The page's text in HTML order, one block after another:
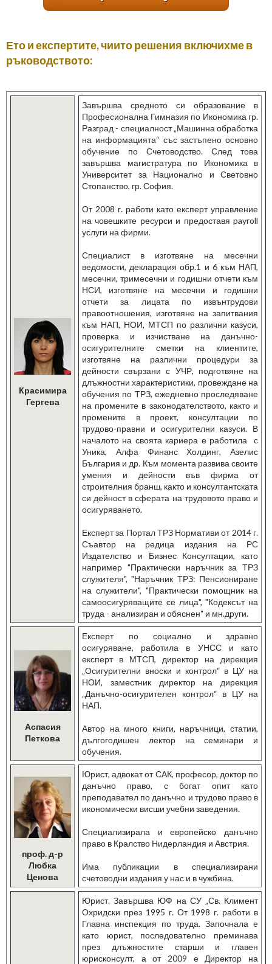
Ето и експертите, чиито решения включихме в
ръководството:
Красимира
Гергева
Завършва средното си образование в
Професионална Гимназия по Икономика гр.
Разград - специалност „Машинна обработка
на информацията“ със застъпено основно
обучение по Счетоводство. След това
завършва магистратура по Икономика в
Университет за Национално и Световно
Стопанство, гр. София.
От 2008 г. работи като експерт управление
на човешките ресурси и предоставя payroll
услуги на фирми.
Специалист в изготвяне на месечни
ведомости, декларация обр.1 и 6 към НАП,
месечни, тримесечни и годишни отчети към
НСИ, изготвяне на месечни и годишни
отчети за лицата по извънтрудови
правоотношения, изготвяне на запитвания
към НАП, НОИ, МТСП по различни казуси,
проверка и изчистване на данъчно-
осигурителните сметки на клиентите,
изготвяне на различни процедури за
дейности свързани с УЧР, подготвяне на
длъжностни характеристики, провеждане на
обучения по ТРЗ, ежедневно проследяване
на промените в законодателството, както и
промените в проект, консултации по
трудово-правни и осигурителни казуси. В
началото на своята кариера е работила с
Уника, Алфа Финанс Холдинг, Азелис
България и др. Към момента развива своите
умения и дейности във фирма от
строителния бранш, както и консултантската
си дейност в сферата на трудовото право и
осигуряването.
Експерт за Портал ТРЗ Нормативи от 2014 г.
Съавтор на редица издания на РС
Издателство и Бизнес Консултации, като
например "Практически наръчник за ТРЗ
служителя", "Наръчник ТРЗ: Пенсиониране
на служители", "Практически помощник на
самоосигуряващите се лица", "Кодексът на
труда - анализиран и обяснен" и мн.други.
Аспасия
Петкова
Експерт по социално и здравно
осигуряване, работила в УНСС и като
експерт в МТСП, директор на дирекция
„Осигурителни вноски и контрол“ в ЦУ на
НОИ, заместник директор на дирекция
„Данъчно-осигурителен контрол“ в ЦУ на
НАП.
Автор на много книги, наръчници, статии,
дългогодишен лектор на семинари и
обучения.
проф. д-р
Любка
Ценова
Юрист, адвокат от САК, професор, доктор по
данъчно право, с богат опит като
преподавател по данъчно и трудово право в
икономически висши учебни заведения.
Специализирала и европейско данъчно
право в Кралство Нидерландия и Австрия.
Има публикации в специализирани
счетоводни издания у нас и в чужбина.
Юрист. Завършва ЮФ на СУ „Св. Климент
Охридски през 1995 г. От 1998 г. работи в
Главна инспекция по труда. Започнала е
като юрист, последователно преминава
през длъжностите старши и главен
юрисконсулт, а от 2009 е Директор на